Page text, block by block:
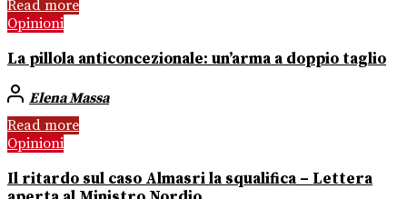
Read more
Opinioni
La pillola anticoncezionale: un’arma a doppio taglio
Elena Massa
Read more
Opinioni
Il ritardo sul caso Almasri la squalifica – Lettera